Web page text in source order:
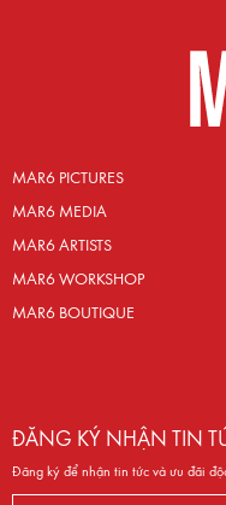
MAR6 PICTURES
MAR6 MEDIA
MAR6 ARTISTS
MAR6 WORKSHOP
MAR6 BOUTIQUE
ĐĂNG KÝ NHẬN TIN
Đăng ký để nhận tin tức và ưu đãi